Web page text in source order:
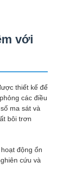
với
thiết kế để
các điều
ma sát và
bôi trơn
động ổn
cứu và